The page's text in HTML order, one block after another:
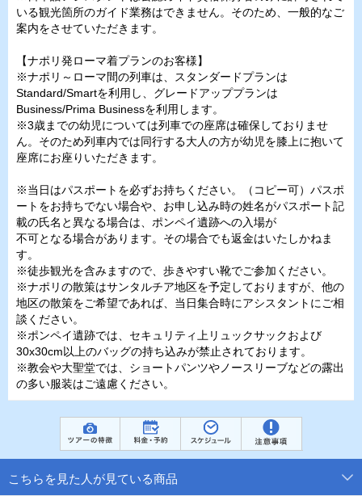
いる観光箇所のガイド業務はできません。そのため、一般的なご
案内をさせていただきます。
【ナポリ発ローマ着プランのお客様】
※ナポリ～ローマ間の列車は、スタンダードプランは
Standard/Smartを利用し、グレードアッププランは
Business/Prima Businessを利用します。
※3歳までの幼児については列車での座席は確保しておりませ
ん。そのため列車内では同行する大人の方が幼児を膝上に抱いて
座席にお座りいただきます。
※当日はパスポートを必ずお持ちください。（コピー可）パスポ
ートをお持ちでない場合や、お申し込み時の姓名がパスポート記
載の氏名と異なる場合は、ポンペイ遺跡への入場が
不可となる場合があります。その場合でも返金はいたしかねま
す。
※徒歩観光を含みますので、歩きやすい靴でご参加ください。
※ナポリの散策はサンタルチア地区を予定しておりますが、他の
地区の散策をご希望であれば、当日集合時にアシスタントにご相
談ください。
※ポンペイ遺跡では、セキュリティ上リュックサックおよび
30x30cm以上のバッグの持ち込みが禁止されております。
※教会や大聖堂では、ショートパンツやノースリーブなどの露出
の多い服装はご遠慮ください。
こちらを見た人が見ている商品